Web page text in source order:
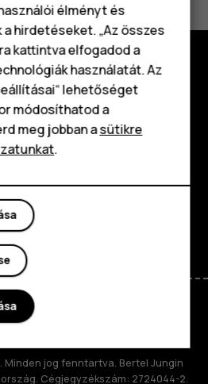
telefonok
Linkedin
Minden jog fenntartva. Bertel Jungin
Cégjegyzékszám: 2724044-2.
élményt és
hirdetéseket. „Az összes
kattintva elfogadod a
használatát. Az
lehetőséget
módosíthatod a
meg jobban asütikre
.